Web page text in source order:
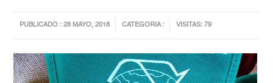
PUBLICADO : 28 MAYO, 2018 CATEGORIA : VISITAS: 79